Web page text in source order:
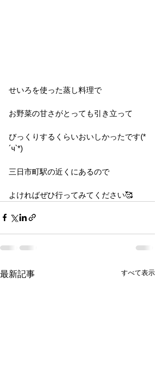
せいろを使った蒸し料理で
お野菜の甘さがとっても引き立って
びっくりするくらいおいしかったです(*
´ч`*)
三日市町駅の近くにあるので
よければぜひ行ってみてください🥰
最新記事 すべて表示